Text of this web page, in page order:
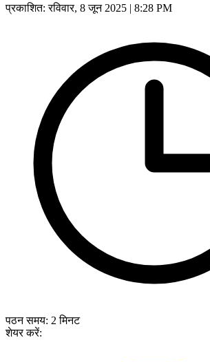
प्रकाशित:रविवार, 8 जून 2025 | 8:28 PM
पठन समय: 2 मिनट
शेयर करें: